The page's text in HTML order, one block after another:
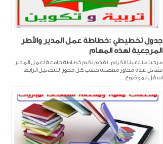
جدول تخطيطي :خطاطة عمل المدير والأطر
المرجعية لهذه المهام
مرحبا متابعينا الكرام نقدم لكم خطاطة جامعة لعمل المدير
تشمل عدة محاور مفصلة حسب كل محور للتحميل الرابط
اسفل الموضوع ...